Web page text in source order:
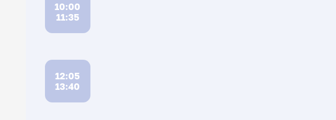
10:00
11:35
12:05
13:40